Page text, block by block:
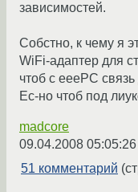
зависимостей.
Собстно, к чему я
WiFi-адаптер для
чтоб с eeePC
Ес-но чтоб под
madcore
09.04.2008
51 комментарий